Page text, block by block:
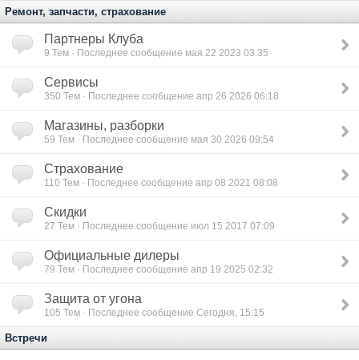
Ремонт, запчасти, страхование
Партнеры Клуба
9 Тем · Последнее сообщение мая 22 2023 03:35
Сервисы
350 Тем · Последнее сообщение апр 26 2026 06:18
Магазины, разборки
59 Тем · Последнее сообщение мая 30 2026 09:54
Страхование
110 Тем · Последнее сообщение апр 08 2021 08:08
Скидки
27 Тем · Последнее сообщение июл 15 2017 07:09
Официальные дилеры
79 Тем · Последнее сообщение апр 19 2025 02:32
Защита от угона
105 Тем · Последнее сообщение Сегодня, 15:15
Встречи